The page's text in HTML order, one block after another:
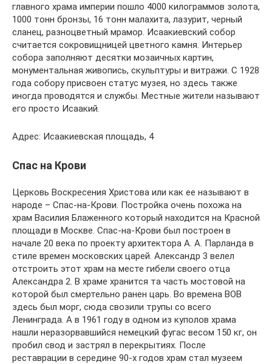
главного храма империи пошло 4000 килограммов золота,
1000 тонн бронзы, 16 тонн малахита, лазурит, черный
сланец, разноцветный мрамор. Исаакиевский собор
считается сокровищницей цветного камня. Интерьер
собора заполняют десятки мозаичных картин,
монументальная живопись, скульптуры и витражи. С 1928
года собору присвоен статус музея, но здесь также
иногда проводятся и службы. Местные жители называют
его просто Исаакий.
Адрес: Исаакиевская площадь, 4
Спас на Крови
Церковь Воскресения Христова или как ее называют в
народе – Спас-на-Крови. Постройка очень похожа на
храм Василия Блаженного который находится на Красной
площади в Москве. Спас-на-Крови был построен в
начале 20 века по проекту архитектора А. А. Парланда в
стиле времен московских царей. Александр 3 велел
отстроить этот храм на месте гибели своего отца
Александра 2. В храме хранится та часть мостовой на
которой был смертельно ранен царь. Во времена ВОВ
здесь был морг, сюда свозили трупы со всего
Ленинграда. А в 1961 году в одном из куполов храма
нашли неразорвавшийся немецкий фугас весом 150 кг, он
пробил свод и застрял в перекрытиях. После
реставрации в середине 90-х годов храм стал музеем